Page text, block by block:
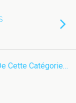
Cette Catégorie…